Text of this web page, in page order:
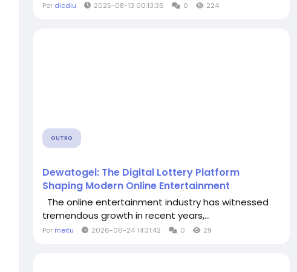
Por dicdiu 2025-08-13 00:13:36 0 224
OUTRO
Dewatogel: The Digital Lottery Platform
Shaping Modern Online Entertainment
The online entertainment industry has witnessed
tremendous growth in recent years,...
Por meitu 2026-06-24 14:31:42 0 29